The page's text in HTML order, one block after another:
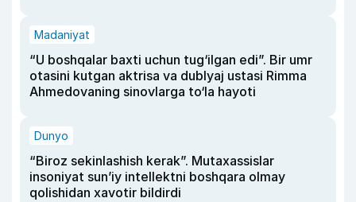
Madaniyat
“U boshqalar baxti uchun tug‘ilgan edi”. Bir umr
otasini kutgan aktrisa va dublyaj ustasi Rimma
Ahmedovaning sinovlarga to‘la hayoti
Dunyo
“Biroz sekinlashish kerak”. Mutaxassislar
insoniyat sun’iy intellektni boshqara olmay
qolishidan xavotir bildirdi